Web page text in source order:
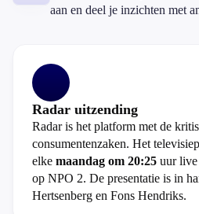
aan en deel je inzichten met
Radar uitzending
Radar is het platform met de
consumentenzaken. Het
elke maandag om 20:25 uur
op NPO 2. De presentatie is in
Hertsenberg en Fons Hendriks.